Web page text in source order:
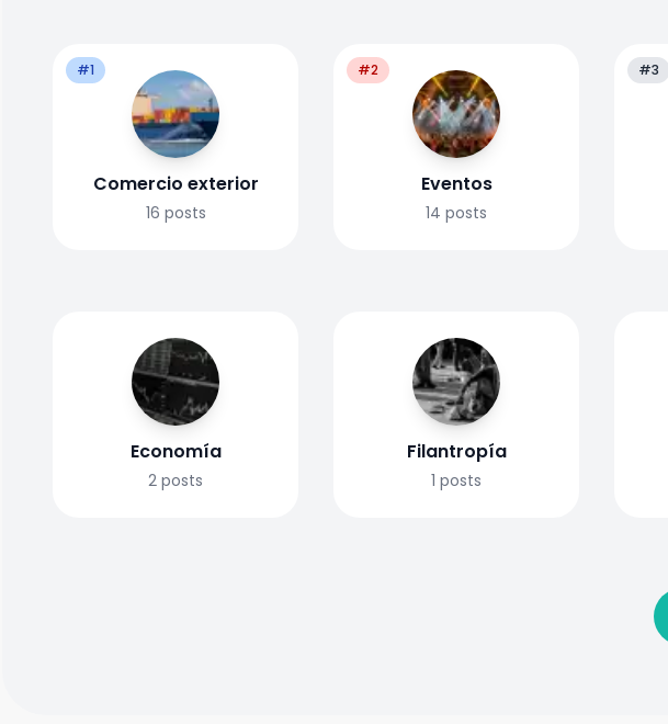
#1
Comercio exterior
16 posts
#2
Eventos
14 posts
#3
Economía
2 posts
Filantropía
1 posts